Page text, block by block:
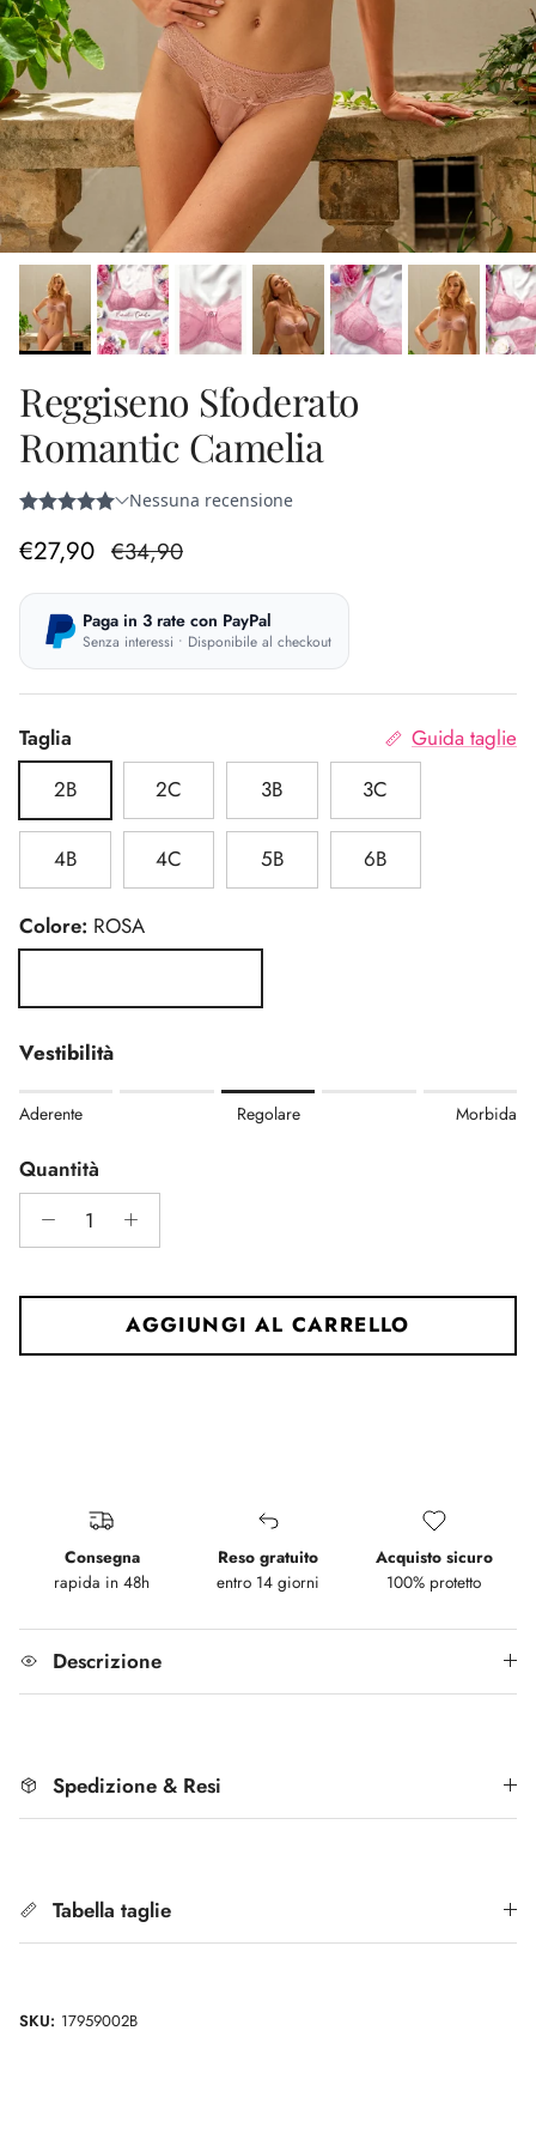
Reggiseno Sfoderato
Romantic Camelia
Prezzo di vendita
€27,90 Prezzo normale
€34,90
Paga in 3 rate con PayPal
Senza interessi • Disponibile al checkout
Taglia
Guida taglie
2B
2C 3B 3C
4B 4C 5B 6B
Colore: ROSA
Vestibilità
Rating of 1 means Aderente.
Rating of 5 means Morbida.
The rating of this product for "" is 3.
Aderente Regolare Morbida
Quantità
AGGIUNGI AL CARRELLO
Consegna
rapida in 48h
Reso gratuito
entro 14 giorni
Acquisto sicuro
100% protetto
Descrizione
Spedizione & Resi
Tabella taglie
SKU: 17959002B